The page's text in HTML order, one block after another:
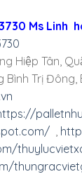
Ms Linh
Hiệp Tân,
Trị Đông,
,